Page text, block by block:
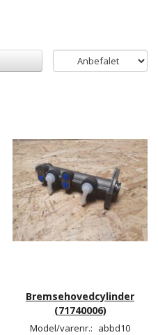
Bremsehovedcylinder
(71740006)
Model/varenr.: abbd10